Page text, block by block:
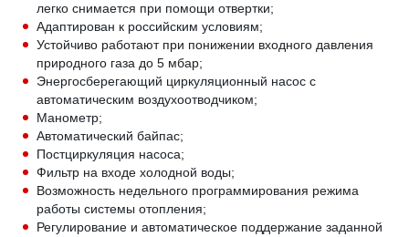
легко снимается при помощи отвертки;
Адаптирован к российским условиям;
Устойчиво работают при понижении входного давления
природного газа до 5 мбар;
Энергосберегающий циркуляционный насос с
автоматическим воздухоотводчиком;
Манометр;
Автоматический байпас;
Постциркуляция насоса;
Фильтр на входе холодной воды;
Возможность недельного программирования режима
работы системы отопления;
Регулирование и автоматическое поддержание заданной